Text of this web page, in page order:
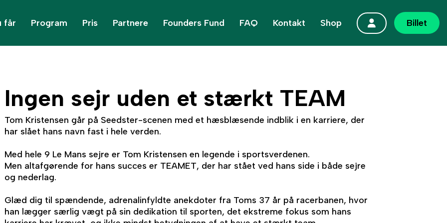
får Program Pris Partnere Founders Fund FAQ Kontakt Shop Billet
Ingen sejr uden et stærkt TEAM
Tom Kristensen går på Seedster-scenen med et hæsblæsende indblik i en karriere, der
har slået hans navn fast i hele verden.
Med hele 9 Le Mans sejre er Tom Kristensen en legende i sportsverdenen.
Men altafgørende for hans succes er TEAMET, der har stået ved hans side i både sejre
og nederlag.
Glæd dig til spændende, adrenalinfyldte anekdoter fra Toms 37 år på racerbanen, hvor
han lægger særlig vægt på sin dedikation til sporten, det ekstreme fokus som hans